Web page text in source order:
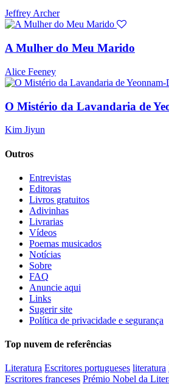
Jeffrey Archer
A Mulher do Meu Marido
Alice Feeney
O Mistério da Lavandaria de
Kim Jiyun
Outros
Entrevistas
Editoras
Livros gratuitos
Adivinhas
Livrarias
Vídeos
Poemas musicados
Notícias
Sobre
FAQ
Anuncie aqui
Links
Sugerir site
Política de privacidade e segurança
Top nuvem de referências
Literatura Escritores portugueses literatura
Escritores franceses Prémio Nobel da